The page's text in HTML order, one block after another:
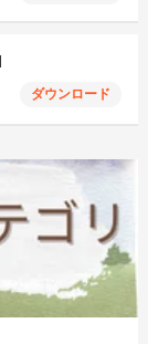
ダウンロード